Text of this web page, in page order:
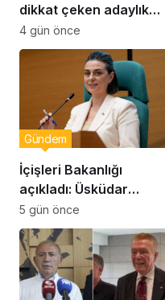
dikkat çeken adaylık
çıkışı
4 gün önce
İçişleri Bakanlığı
açıkladı: Üsküdar
Belediye Başkanı
Sinem Dedetaş
görevden uzaklaştırıldı
Gündem
5 gün önce